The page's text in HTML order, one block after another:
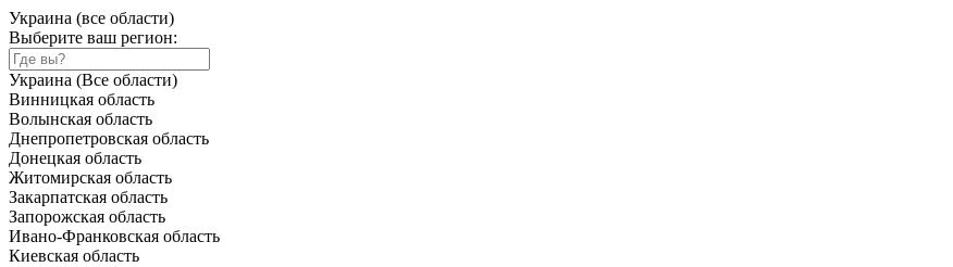
Украина (все области)
Выберите ваш регион:
Украина (Все области)
Винницкая область
Волынская область
Днепропетровская область
Донецкая область
Житомирская область
Закарпатская область
Запорожская область
Ивано-Франковская область
Киевская область